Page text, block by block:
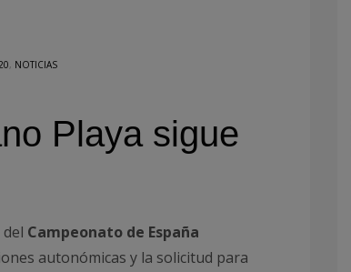
, NOTICIAS
Playa sigue
Campeonato de España
autonómicas y la solicitud para